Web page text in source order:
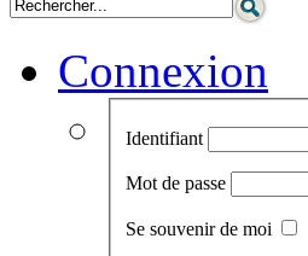
Connexion
Identifiant
Mot de passe
Se souvenir de moi